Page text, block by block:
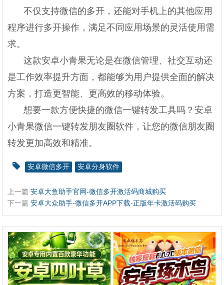
不仅支持微信的多开，还能对手机上的其他应用
程序进行多开操作，满足不同应用场景的灵活使用需
求。
这款安卓小青果无论是在微信管理、社交互动还
是工作效率提升方面，都能够为用户提供全面的解决
方案，打造更智能、更高效的移动体验。
想要一款方便快捷的微信一键转发工具吗？安卓
小青果微信一键转发朋友圈软件，让您的微信朋友圈
转发更加高效和精准。
安卓微信多开 安卓分身软件
上一篇安卓大鱼助手官网-微信多开激活码商城购买
下一篇安卓大众助手-微信多开APP下载-正版年卡激活码购买